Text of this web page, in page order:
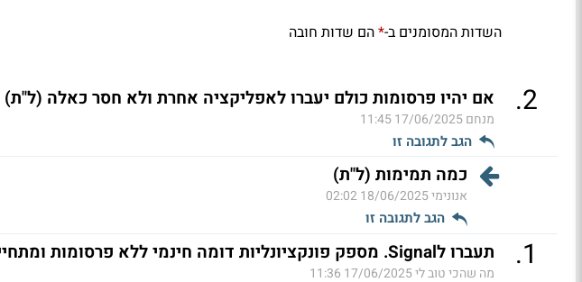
השדות המסומנים ב-*הם שדות חובה
2
. אם יהיו פרסומות כולם יעברו לאפליקציה אחרת ולא חסר כאלה (ל"ת)
מנחם17/06/2025 11:45
הגב לתגובה זו
כמה תמימות (ל"ת)
אנונימי18/06/2025 02:02
הגב לתגובה זו
1
. תעברו לSignal. מספק פונקציונליות דומה חינמי ללא פרסומות ומתחייב על פרטיות (ל"ת)
מה שהכי טוב לי17/06/2025 11:36